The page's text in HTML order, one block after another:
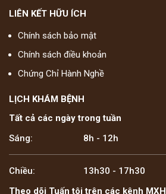
LIÊN KẾT HỮU ÍCH
Chính sách bảo mật
Chính sách điều khoản
Chứng Chỉ Hành Nghề
LỊCH KHÁM BỆNH
Tất cả các ngày trong tuần
Sáng:
8h - 12h
Chiều:
13h30 - 17h30
Theo dõi Tuấn tôi trên các kênh MXH